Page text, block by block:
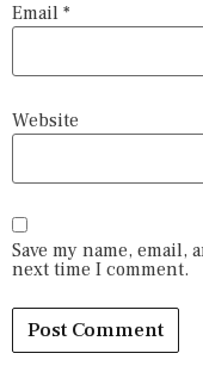
Email *
Website
Save my name,
next time I comment.